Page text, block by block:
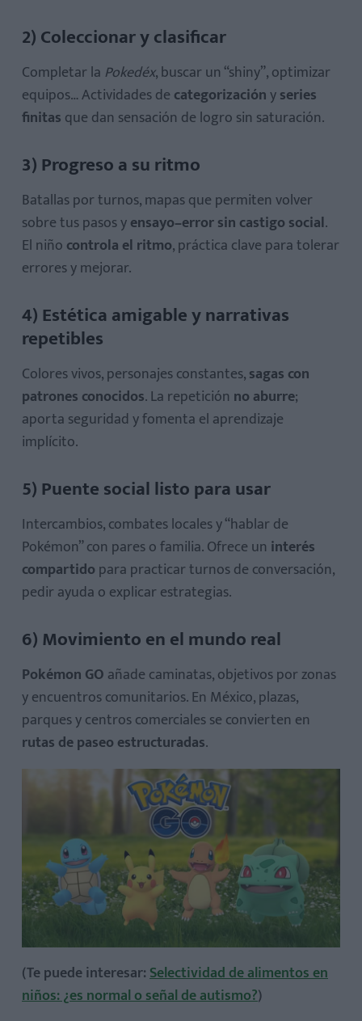
2) Coleccionar y clasificar
Completar la Pokedéx, buscar un “shiny”, optimizar
equipos… Actividades de categorizaciónyseries
finitas que dan sensación de logro sin saturación.
3) Progreso a su ritmo
Batallas por turnos, mapas que permiten volver
sobre tus pasos yensayo–error sin castigo social.
El niño controla el ritmo, práctica clave para tolerar
errores y mejorar.
4) Estética amigable y narrativas
repetibles
Colores vivos, personajes constantes,sagas con
patrones conocidos. La repetición no aburre;
aporta seguridad y fomenta el aprendizaje
implícito.
5) Puente social listo para usar
Intercambios, combates locales y “hablar de
Pokémon” con pares o familia. Ofrece un interés
compartido para practicar turnos de conversación,
pedir ayuda o explicar estrategias.
6) Movimiento en el mundo real
Pokémon GO añade caminatas, objetivos por zonas
y encuentros comunitarios. En México, plazas,
parques y centros comerciales se convierten en
rutas de paseo estructuradas.
(Te puede interesar:Selectividad de alimentos en
niños: ¿es normal o señal de autismo?)